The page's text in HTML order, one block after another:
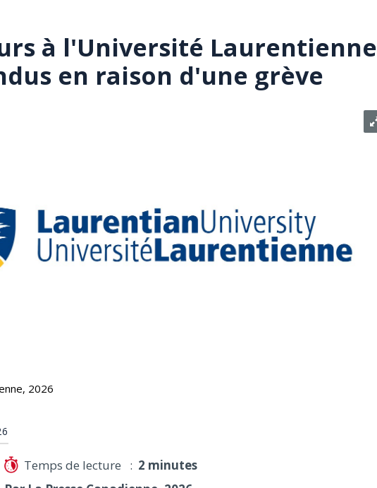
à l'Université Laurentienne
en raison d'une grève
2026
Temps de lecture : 2 minutes